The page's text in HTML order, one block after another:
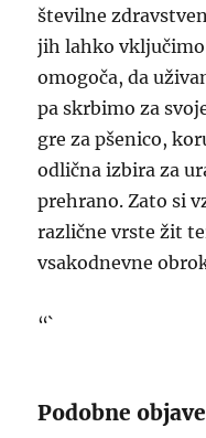
številne
jih lahko
omogoča, da
pa skrbimo za
gre za pšenico,
odlična izbira za
prehrano. Zato si
različne vrste žit
vsakodnevne
“`
Podobne